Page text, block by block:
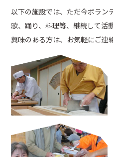
以下の施設では、ただ今ボラン
歌、踊り、料理等、継続して活
興味のある方は、お気軽にご連